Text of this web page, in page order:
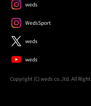
weds
WedsSport
weds
weds
Copyright (C) weds co.,ltd. All